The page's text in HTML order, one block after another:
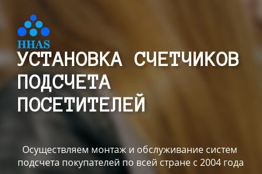
УСТАНОВКА СЧЕТЧИКОВ
ПОДСЧЕТА
ПОСЕТИТЕЛЕЙ
Осуществляем монтаж и обслуживание систем
подсчета покупателей по всей стране с 2004 года